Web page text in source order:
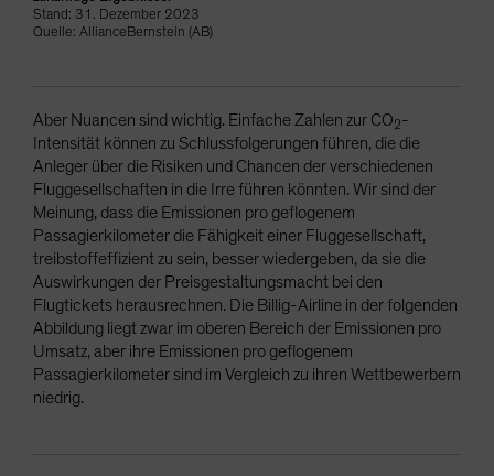
Stand: 31. Dezember 2023
Quelle: AllianceBernstein (AB)
Aber Nuancen sind wichtig. Einfache Zahlen zur CO2-
Intensität können zu Schlussfolgerungen führen, die die
Anleger über die Risiken und Chancen der verschiedenen
Fluggesellschaften in die Irre führen könnten. Wir sind der
Meinung, dass die Emissionen pro geflogenem
Passagierkilometer die Fähigkeit einer Fluggesellschaft,
treibstoffeffizient zu sein, besser wiedergeben, da sie die
Auswirkungen der Preisgestaltungsmacht bei den
Flugtickets herausrechnen. Die Billig-Airline in der folgenden
Abbildung liegt zwar im oberen Bereich der Emissionen pro
Umsatz, aber ihre Emissionen pro geflogenem
Passagierkilometer sind im Vergleich zu ihren Wettbewerbern
niedrig.